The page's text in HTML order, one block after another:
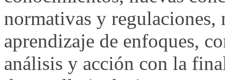
normativas y regulaciones,
aprendizaje de enfoques,
análisis y acción con la